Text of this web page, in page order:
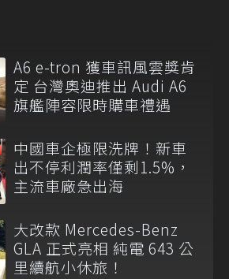
A6 e-tron 獲車訊風雲獎肯
定 台灣奧迪推出 Audi A6
旗艦陣容限時購車禮遇
中國車企極限洗牌！新車
出不停利潤率僅剩1.5%，
主流車廠急出海
大改款 Mercedes-Benz
GLA 正式亮相 純電 643 公
里續航小休旅！